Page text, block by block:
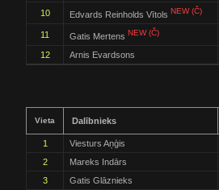
10 Edvards Reinholds Vītols NEW (Č)
11 Gatis Mertens NEW (Č)
12 Arnis Evardsons
Vieta Dalībnieks
1 Viesturs Aņģis
2
Mareks Indārs
3
Gatis Glāznieks